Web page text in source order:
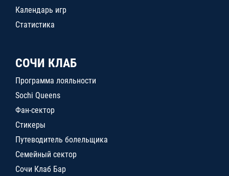
Календарь игр
Статистика
СОЧИ КЛАБ
Программа лояльности
Sochi Queens
Фан-сектор
Стикеры
Путеводитель болельщика
Семейный сектор
Сочи Клаб Бар